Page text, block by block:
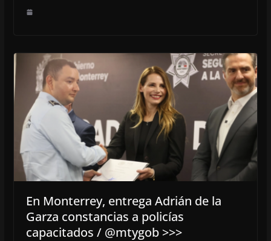
En Monterrey, entrega Adrián de la
Garza constancias a policías
capacitados / @mtygob >>>